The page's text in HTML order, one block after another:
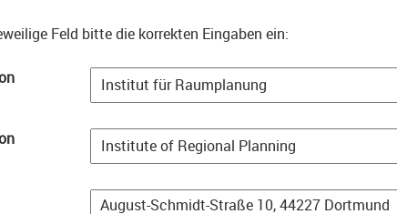
Feld bitte die korrekten Eingaben ein: